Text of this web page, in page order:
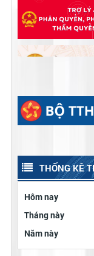
NGÀY THƯƠNG
GHI NHỚ CÔNG
LIỆT SĨ
ĐẢNG ỦY CƠ SỞ CÁC CƠ QUAN
ĐẢNG XÃ ĐẠ TẺH
HỎI, TẶNG QUÀ
THỐNG KÊ
Hôm nay
Tháng này
Năm này